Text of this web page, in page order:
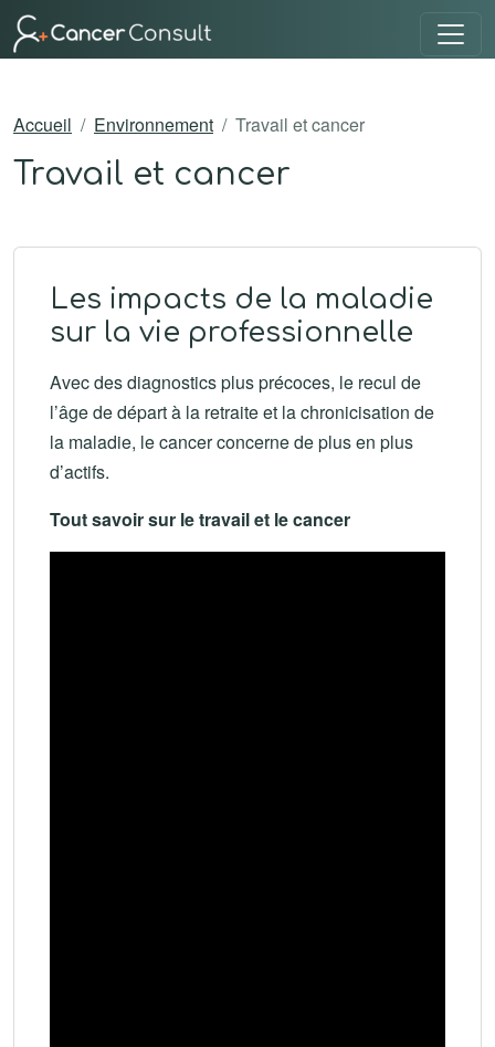
Accueil Environnement Travail et cancer
Travail et cancer
Les impacts de la maladie
sur la vie professionnelle
Avec des diagnostics plus précoces, le recul de
l’âge de départ à la retraite et la chronicisation de
la maladie, le cancer concerne de plus en plus
d’actifs.
Tout savoir sur le travail et le cancer